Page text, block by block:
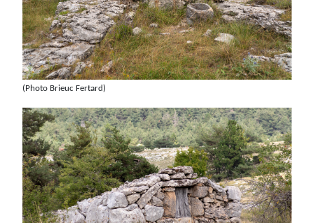
(Photo Brieuc Fertard)